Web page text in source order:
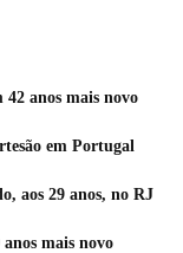
anos mais novo
em Portugal
aos 29 anos, no RJ
mais novo